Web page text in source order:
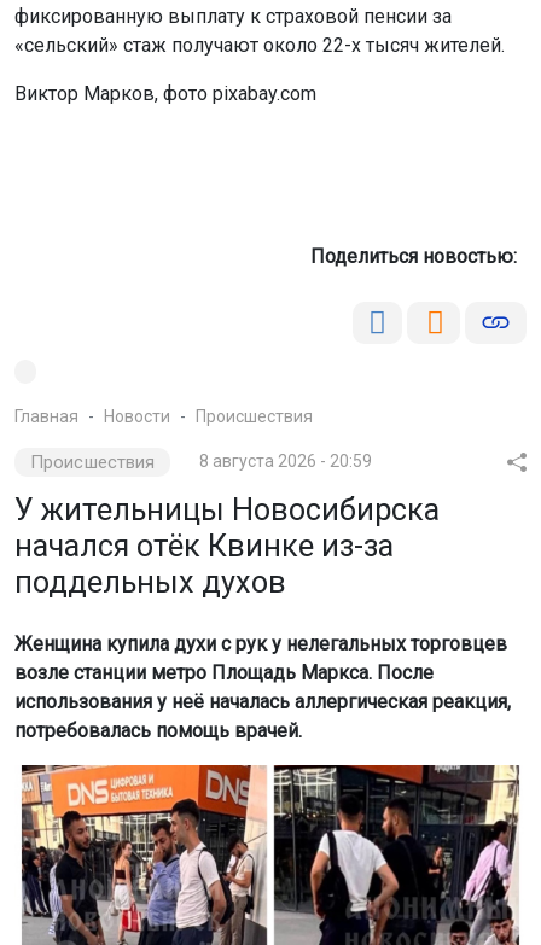
фиксированную выплату к страховой пенсии за
«сельский» стаж получают около 22-х тысяч жителей.
Виктор Марков, фото pixabay.com
Поделиться новостью:
Главная Новости Происшествия
Происшествия 8 августа 2026 - 20:59
У жительницы Новосибирска
начался отёк Квинке из-за
поддельных духов
Женщина купила духи с рук у нелегальных торговцев
возле станции метро Площадь Маркса. После
использования у неё началась аллергическая реакция,
потребовалась помощь врачей.